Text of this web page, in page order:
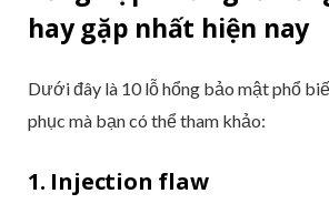
hay gặp nhất hiện nay
Dưới đây là 10 lỗ hổng bảo mật phổ
phục mà bạn có thể tham khảo:
1. Injection flaw